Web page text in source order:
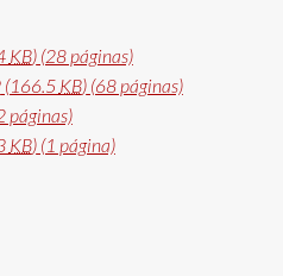
KB)(28 páginas)
(166.5 KB)(68 páginas)
páginas)
KB)(1 página)